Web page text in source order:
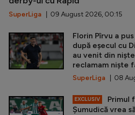
SuperLiga | 09 August 2026, 00:15
Florin Pîrvu a
după eșecul cu
au venit din
reclamam niște
SuperLiga | 08
EXCLUSIV
Primul
Șumudică vrea